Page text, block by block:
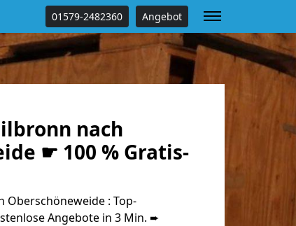
01579-2482360 Angebot
nach
☛ 100 % Gratis-
Oberschöneweide : Top-
Angebote in 3 Min. ➨